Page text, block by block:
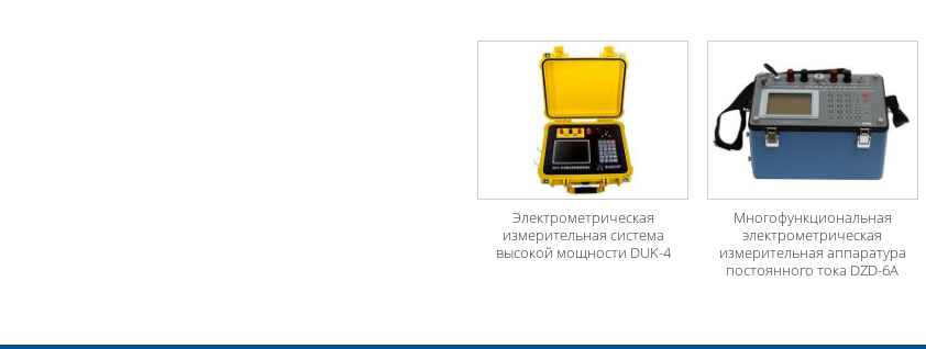
Электрометрическая
измерительная система
высокой мощности DUK-4
Многофункциональная
электрометрическая
измерительная аппаратура
постоянного тока DZD-6A